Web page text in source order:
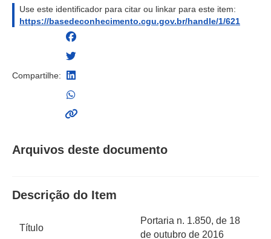
Use este identificador para citar ou linkar para este item:
https://basedeconhecimento.cgu.gov.br/handle/1/621
Compartilhe:
Arquivos deste documento
Descrição do Item
Título
Portaria n. 1.850, de 18
de outubro de 2016